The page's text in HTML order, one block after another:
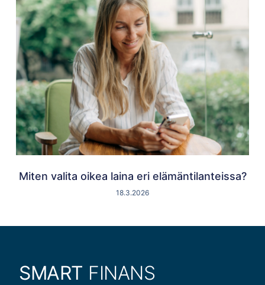
Miten valita oikea laina eri elämäntilanteissa?
18.3.2026
SMART FINANS